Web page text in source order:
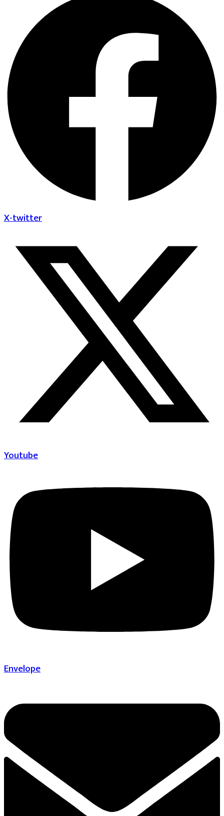
X-twitter
Youtube
Envelope